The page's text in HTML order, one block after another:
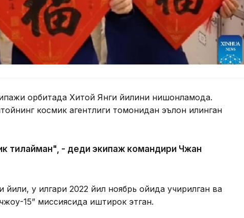
орбитада Хитой Янги йилини нишонламоқда.
космик агентлиги томонидан эълон қилинган
тилайман", - деди экипаж командири Чжан
йили, у илгари 2022 йил ноябрь ойида учирилган ва
15” миссиясида иштирок этган.